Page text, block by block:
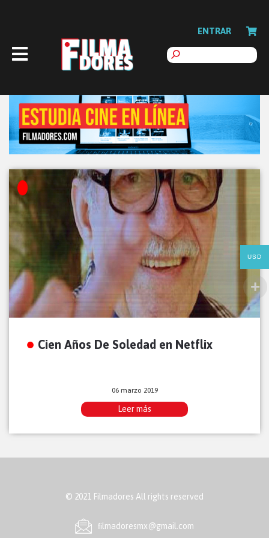
ENTRAR
Cien Años De Soledad en Netflix
06 marzo 2019
Leer más
© 2021 Filmadores All rights reserved
ﬁlmadoresmx@gmail.com
USD